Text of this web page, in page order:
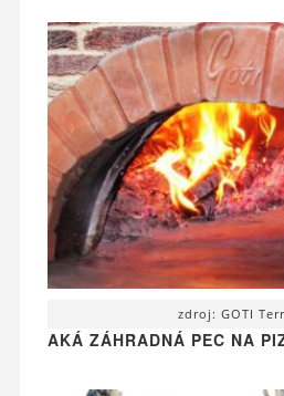
zdroj: GOTI
AKÁ ZÁHRADNÁ PEC NA